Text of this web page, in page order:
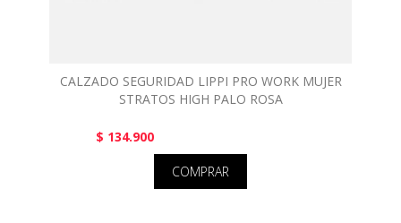
CALZADO SEGURIDAD LIPPI PRO WORK MUJER
STRATOS HIGH PALO ROSA
$ 134.900
COMPRAR